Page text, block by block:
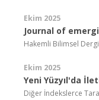
Ekim 2025
Journal of
Hakemli Bilimsel Dergi
Ekim 2025
Yeni Yüzyıl'da
Diğer İndekslerce